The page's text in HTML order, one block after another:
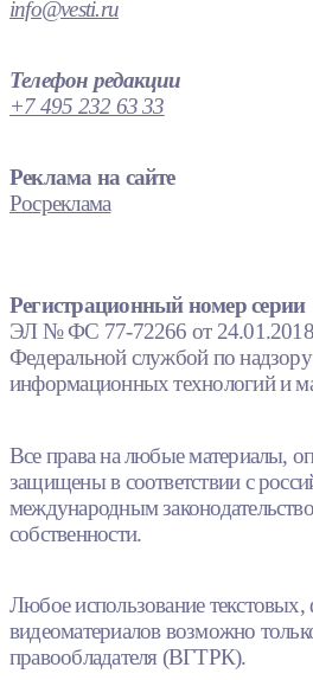
info@vesti.ru
Телефон редакции
+7 495 232 63 33
Реклама на сайте
Росреклама
Регистрационный номер серии
ЭЛ № ФС 77-72266 от 24.01.2018.
Федеральной службой по надзору
информационных технологий и
Все права на любые материалы,
защищены в соответствии с
международным
собственности.
Любое использование текстовых,
видеоматериалов возможно
правообладателя (ВГТРК).